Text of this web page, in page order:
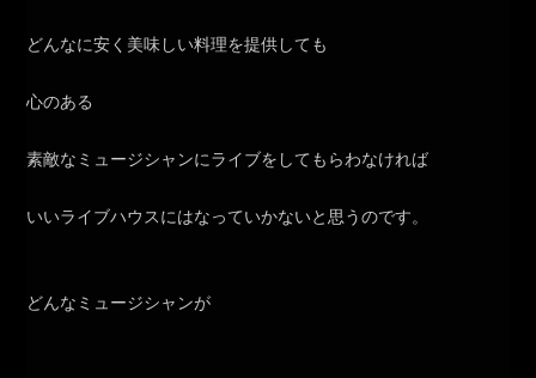
どんなに安く美味しい料理を提供しても
心のある
素敵なミュージシャンにライブをしてもらわなければ
いいライブハウスにはなっていかないと思うのです。
どんなミュージシャンが